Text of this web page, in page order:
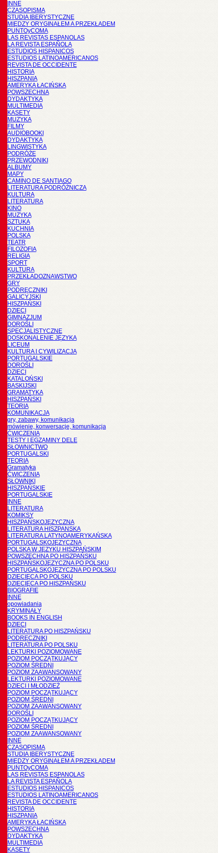
INNE
CZASOPISMA
STUDIA IBERYSTYCZNE
MIĘDZY ORYGINAŁEM A PRZEKŁADEM
PUNTOyCOMA
LAS REVISTAS ESPANOLAS
LA REVISTA ESPAÑOLA
ESTUDIOS HISPANICOS
ESTUDIOS LATINOAMERICANOS
REVISTA DE OCCIDENTE
HISTORIA
HISZPANIA
AMERYKA ŁACIŃSKA
POWSZECHNA
DYDAKTYKA
MULTIMEDIA
KASETY
MUZYKA
FILMY
AUDIOBOOKI
DYDAKTYKA
LINGWISTYKA
PODRÓŻE
PRZEWODNIKI
ALBUMY
MAPY
CAMINO DE SANTIAGO
LITERATURA PODRÓŻNICZA
KULTURA
LITERATURA
KINO
MUZYKA
SZTUKA
KUCHNIA
POLSKA
TEATR
FILOZOFIA
RELIGIA
SPORT
KULTURA
PRZEKŁADOZNAWSTWO
GRY
PODRĘCZNIKI
GALICYJSKI
HISZPAŃSKI
DZIECI
GIMNAZJUM
DOROŚLI
SPECJALISTYCZNE
DOSKONALENIE JĘZYKA
LICEUM
KULTURA I CYWILIZACJA
PORTUGALSKIE
DOROŚLI
DZIECI
KATALOŃSKI
BASKIJSKI
GRAMATYKA
HISZPAŃSKI
TEORIA
KOMUNIKACJA
gry, zabawy, komunikacja
mówienie, konwersacje, komunikacja
ĆWICZENIA
TESTY I EGZAMINY DELE
SŁOWNICTWO
PORTUGALSKI
TEORIA
Gramatyka
ĆWICZENIA
SŁOWNIKI
HISZPAŃSKIE
PORTUGALSKIE
INNE
LITERATURA
KOMIKSY
HISZPAŃSKOJĘZYCZNA
LITERATURA HISZPANSKA
LITERATURA LATYNOAMERYKAŃSKA
PORTUGALSKOJĘZYCZNA
POLSKA W JĘZYKU HISZPAŃSKIM
POWSZECHNA PO HISZPAŃSKU
HISZPAŃSKOJĘZYCZNA PO POLSKU
PORTUGALSKOJĘZYCZNA PO POLSKU
DZIECIĘCA PO POLSKU
DZIECIĘCA PO HISZPAŃSKU
BIOGRAFIE
INNE
opowiadania
KRYMINAŁY
BOOKS IN ENGLISH
DZIECI
LITERATURA PO HISZPAŃSKU
PODRĘCZNIKI
LITERATURA PO POLSKU
LEKTURKI POZIOMOWANE
POZIOM POCZĄTKUJĄCY
POZIOM ŚREDNI
POZIOM ZAAWANSOWANY
LEKTURKI POZIOMOWANE
DZIECI I MŁODZIEŻ
POZIOM POCZĄTKUJĄCY
POZIOM ŚREDNI
POZIOM ZAAWANSOWANY
DOROŚLI
POZIOM POCZĄTKUJĄCY
POZIOM ŚREDNI
POZIOM ZAAWANSOWANY
INNE
CZASOPISMA
STUDIA IBERYSTYCZNE
MIĘDZY ORYGINAŁEM A PRZEKŁADEM
PUNTOyCOMA
LAS REVISTAS ESPANOLAS
LA REVISTA ESPAÑOLA
ESTUDIOS HISPANICOS
ESTUDIOS LATINOAMERICANOS
REVISTA DE OCCIDENTE
HISTORIA
HISZPANIA
AMERYKA ŁACIŃSKA
POWSZECHNA
DYDAKTYKA
MULTIMEDIA
KASETY